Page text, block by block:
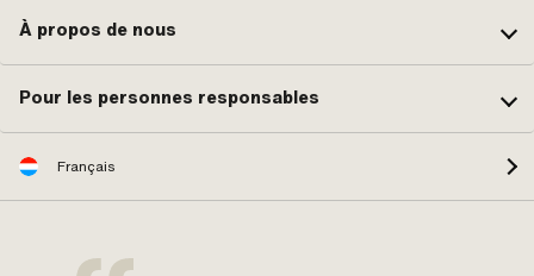
À propos de nous
Pour les personnes responsables
Français